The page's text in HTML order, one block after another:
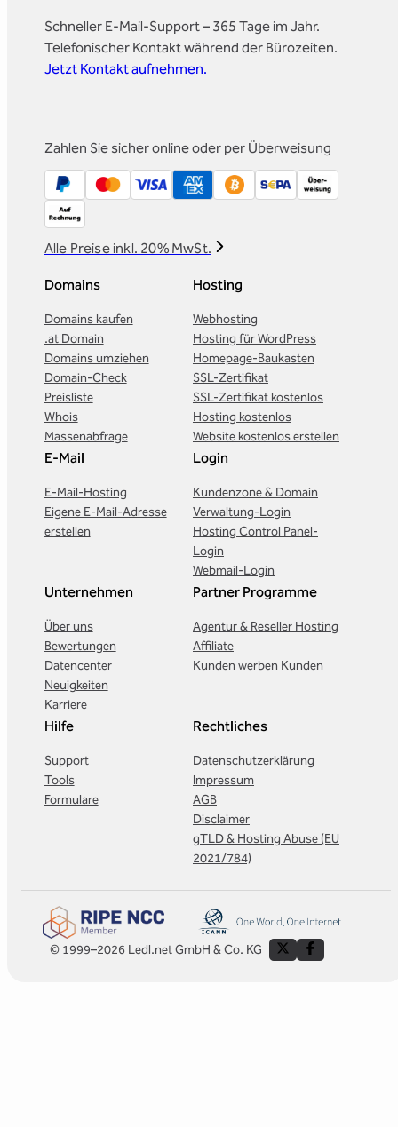
Schneller E-Mail-Support – 365 Tage im Jahr.
Telefonischer Kontakt während der Bürozeiten.
Jetzt Kontakt aufnehmen.
Zahlen Sie sicher online oder per Überweisung
Alle Preise inkl. 20% MwSt.
Domains
Domains kaufen
.at Domain
Domains umziehen
Domain-Check
Preisliste
Whois
Massenabfrage
Hosting
Webhosting
Hosting für WordPress
Homepage-Baukasten
SSL-Zertifikat
SSL-Zertifikat kostenlos
Hosting kostenlos
Website kostenlos erstellen
E-Mail
E-Mail-Hosting
Eigene E-Mail-Adresse
erstellen
Login
Kundenzone & Domain
Verwaltung-Login
Hosting Control Panel-
Login
Webmail-Login
Unternehmen
Über uns
Bewertungen
Datencenter
Neuigkeiten
Karriere
Partner Programme
Agentur & Reseller Hosting
Affiliate
Kunden werben Kunden
Hilfe
Support
Tools
Formulare
Rechtliches
Datenschutzerklärung
Impressum
AGB
Disclaimer
gTLD & Hosting Abuse (EU
2021/784)
© 1999–2026 Ledl.net GmbH & Co. KG